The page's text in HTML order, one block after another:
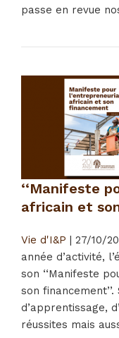
passe en revue
‘‘Manifeste
africain et
Vie d'I&P | 27/10/
année d’activité,
son ‘‘Manifeste
son
d’apprentissage,
réussites mais